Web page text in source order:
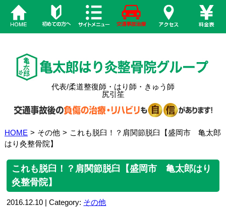
代表/柔道整復師・はり師・きゅう師
尻引笙
HOME > その他 > これも脱臼！？肩関節脱臼【盛岡市 亀太郎
はり灸整骨院】
これも脱臼！？肩関節脱臼【盛岡市 亀太郎はり
灸整骨院】
2016.12.10 | Category: その他